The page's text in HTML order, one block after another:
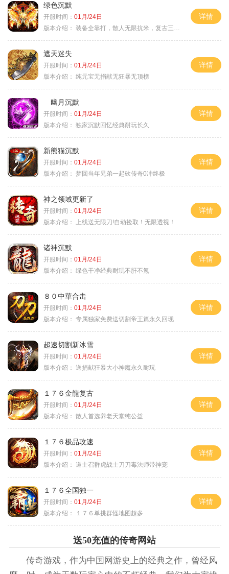
绿色沉默
开服时间： 01月/24日
版本介绍： 装备全靠打，散人无限抗米，复古三天合区
详情
遮天迷失
开服时间： 01月/24日
版本介绍： 纯元宝无捐献无狂暴无顶榜
详情
幽月沉默
开服时间： 01月/24日
版本介绍： 独家沉默回忆经典耐玩长久
详情
新熊猫沉默
开服时间： 01月/24日
版本介绍： 梦回当年兄弟一起砍传奇0冲终极
详情
神之领域更新了
开服时间： 01月/24日
版本介绍：
上线送无限刀!自动捡取！无限透视！
详情
诸神沉默
开服时间： 01月/24日
版本介绍： 绿色干净经典耐玩不肝不氪
详情
８０中華合击
开服时间： 01月/24日
版本介绍： 专属独家免费送切割帝王篇永久回现
详情
超速切割新冰雪
开服时间： 01月/24日
版本介绍： 送捐献狂暴大小神魔永久耐玩
详情
１７６金龍复古
开服时间： 01月/24日
版本介绍： 散人首选养老天堂纯公益
详情
１７６极品攻速
开服时间： 01月/24日
版本介绍： 道士召群虎战士刀刀毒法师带神宠
详情
１７６全国独一
开服时间： 01月/24日
版本介绍：
１７６单挑群怪地图超多
详情
送50充值的传奇网站
传奇游戏，作为中国网游史上的经典之作，曾经风